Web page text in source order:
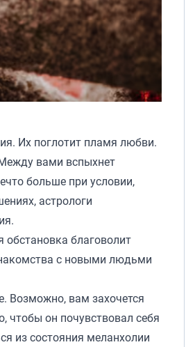
Их поглотит пламя любви.
вами вспыхнет
больше при условии,
астрологи
благоволит
с новыми людьми
Возможно, вам захочется
чтобы он почувствовал себя
из состояния меланхолии